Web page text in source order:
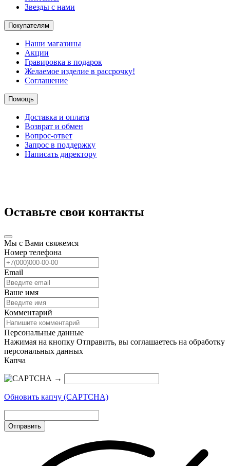
Звезды с нами
Покупателям
Наши магазины
Акции
Гравировка в подарок
Желаемое изделие в рассрочку!
Соглашение
Помощь
Доставка и оплата
Возврат и обмен
Вопрос-ответ
Запрос в поддержку
Написать директору
Оставьте свои контакты
Мы с Вами свяжемся
Номер телефона
Email
Ваше имя
Комментарий
Персональные данные
Нажимая на кнопку Отправить, вы соглашаетесь на обработку
персональных данных
Капча
→
Обновить капчу (CAPTCHA)
Отправить